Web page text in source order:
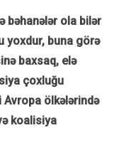
bəhanələr ola bilər
yoxdur, buna görə
baxsaq, elə
çoxluğu
Avropa ölkələrində
koalisiya